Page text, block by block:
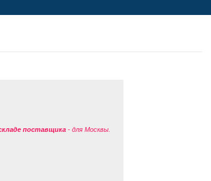
поставщика - для Москвы.